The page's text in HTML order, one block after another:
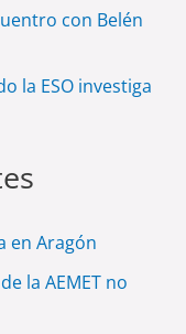
con Belén
la ESO investiga
en Aragón
la AEMET no